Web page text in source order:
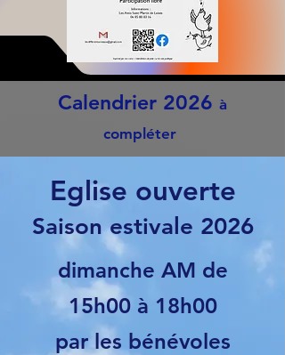
Calendrier 2026 à
compléter
Eglise ouverte
Saison estivale 2026
dimanche AM de
15h00 à 18h00
par les bénévoles